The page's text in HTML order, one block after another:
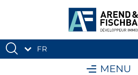
FR
MENU